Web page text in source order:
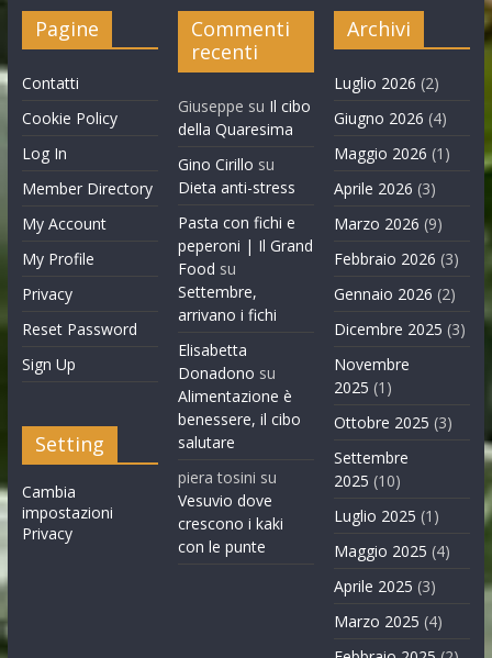
Pagine
Contatti
Cookie Policy
Log In
Member Directory
My Account
My Profile
Privacy
Reset Password
Sign Up
Setting
Cambia
impostazioni
Privacy
Commenti
recenti
Giuseppe su Il cibo
della Quaresima
Gino Cirillo su
Dieta anti-stress
Pasta con fichi e
peperoni | Il Grand
Food su
Settembre,
arrivano i fichi
Elisabetta
Donadono su
Alimentazione è
benessere, il cibo
salutare
piera tosini su
Vesuvio dove
crescono i kaki
con le punte
Archivi
Luglio 2026 (2)
Giugno 2026 (4)
Maggio 2026 (1)
Aprile 2026 (3)
Marzo 2026 (9)
Febbraio 2026 (3)
Gennaio 2026 (2)
Dicembre 2025 (3)
Novembre
2025 (1)
Ottobre 2025 (3)
Settembre
2025 (10)
Luglio 2025 (1)
Maggio 2025 (4)
Aprile 2025 (3)
Marzo 2025 (4)